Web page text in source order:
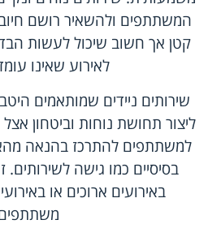
המשתתפים ולהשאיר רושם
קטן אך חשוב שיכול לעשות
לאירוע שאינו
שירותים ניידים שמותאמים
ליצור תחושת נוחות וביטחון
למשתתפים להתרכז בהנאה
בסיסיים כמו גישה
באירועים ארוכים או